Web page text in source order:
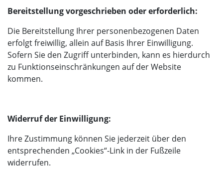
Bereitstellung vorgeschrieben oder erforderlich:
Die Bereitstellung Ihrer personenbezogenen Daten
erfolgt freiwillig, allein auf Basis Ihrer Einwilligung.
Sofern Sie den Zugriff unterbinden, kann es hierdurch
zu Funktionseinschränkungen auf der Website
kommen.
Widerruf der Einwilligung:
Ihre Zustimmung können Sie jederzeit über den
entsprechenden „Cookies“-Link in der Fußzeile
widerrufen.